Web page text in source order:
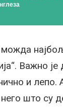
Важно
и лепо.
што су